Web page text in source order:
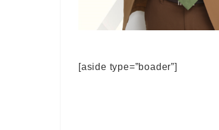
[aside type=”boader”]